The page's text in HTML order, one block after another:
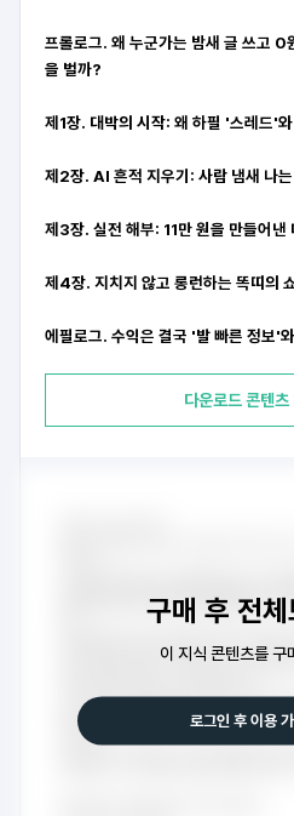
프롤로그. 왜 누군가는 밤새 글 쓰고 0
을 벌까?
제1장. 대박의 시작: 왜 하필 '스레드'
제2장. AI 흔적 지우기: 사람 냄새 나
제3장. 실전 해부: 11만 원을 만들어낸
제4장. 지치지 않고 롱런하는 똑띠의
에필로그. 수익은 결국 '발 빠른 정보'
다운로드 콘텐
구매 후 전
이 지식 콘텐츠를 구
로그인 후 이용